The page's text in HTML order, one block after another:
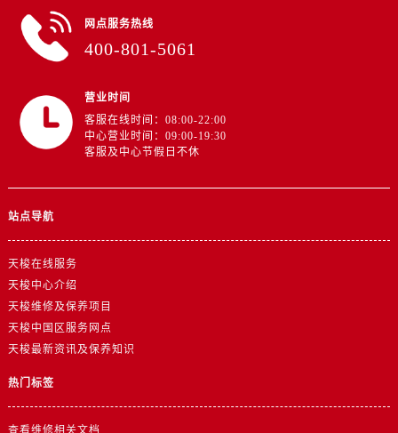
江西省吉安市吉州区井冈山大道售后服务中心（需提前预约）
江西省九江市浔阳区浔阳路售后服务中心（需提前预约）
网点服务热线
400-801-5061
营业时间
客服在线时间：08:00-22:00
中心营业时间：09:00-19:30
客服及中心节假日不休
站点导航
天梭在线服务
天梭中心介绍
天梭维修及保养项目
天梭中国区服务网点
天梭最新资讯及保养知识
热门标签